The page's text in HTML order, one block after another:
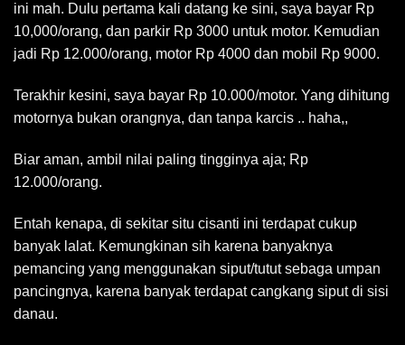
ini mah. Dulu pertama kali datang ke sini, saya bayar Rp
10,000/orang, dan parkir Rp 3000 untuk motor. Kemudian
jadi Rp 12.000/orang, motor Rp 4000 dan mobil Rp 9000.
Terakhir kesini, saya bayar Rp 10.000/motor. Yang dihitung
motornya bukan orangnya, dan tanpa karcis .. haha,,
Biar aman, ambil nilai paling tingginya aja; Rp
12.000/orang.
Entah kenapa, di sekitar situ cisanti ini terdapat cukup
banyak lalat. Kemungkinan sih karena banyaknya
pemancing yang menggunakan siput/tutut sebaga umpan
pancingnya, karena banyak terdapat cangkang siput di sisi
danau.